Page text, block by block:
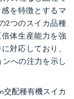
を特徴とするマ
2つのスイカ品種
体生産能力を強
対応しており、
への注力を示し
交配種有機スイカ